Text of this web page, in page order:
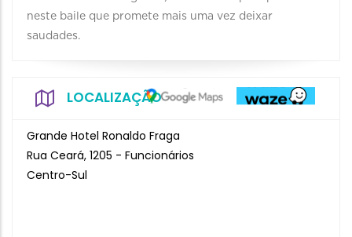
neste baile que promete mais uma vez deixar
saudades.
LOCALIZAÇÃO
Grande Hotel Ronaldo Fraga
Rua Ceará, 1205 - Funcionários
Centro-Sul